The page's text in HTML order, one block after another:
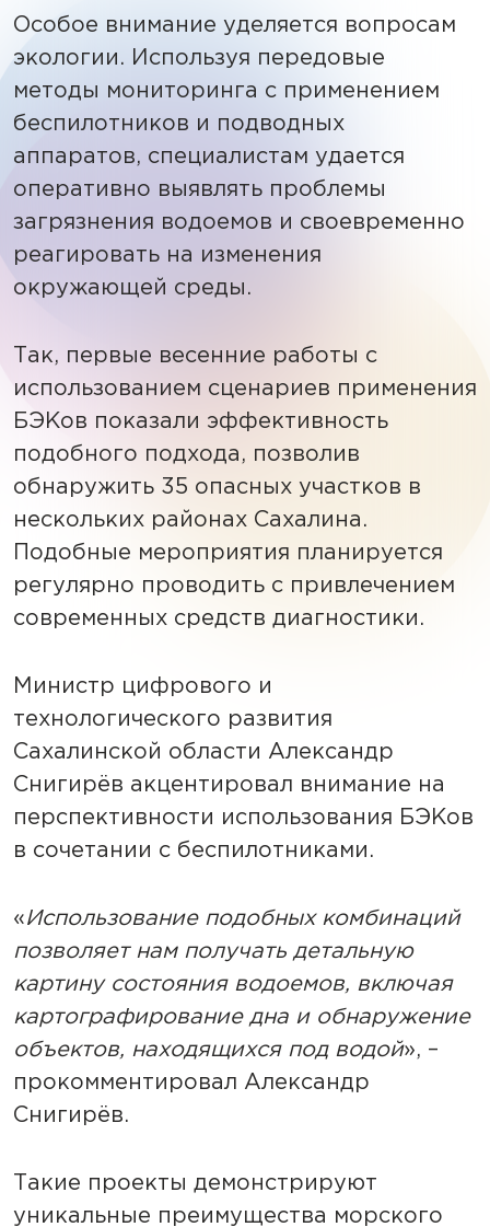
Особое внимание уделяется вопросам
экологии. Используя передовые
методы мониторинга с применением
беспилотников и подводных
аппаратов, специалистам удается
оперативно выявлять проблемы
загрязнения водоемов и своевременно
реагировать на изменения
окружающей среды.
Так, первые весенние работы с
использованием сценариев применения
БЭКов показали эффективность
подобного подхода, позволив
обнаружить 35 опасных участков в
нескольких районах Сахалина.
Подобные мероприятия планируется
регулярно проводить с привлечением
современных средств диагностики.
Министр цифрового и
технологического развития
Сахалинской области Александр
Снигирёв акцентировал внимание на
перспективности использования БЭКов
в сочетании с беспилотниками.
«Использование подобных комбинаций
позволяет нам получать детальную
картину состояния водоемов, включая
картографирование дна и обнаружение
объектов, находящихся под водой», –
прокомментировал Александр
Снигирёв.
Такие проекты демонстрируют
уникальные преимущества морского